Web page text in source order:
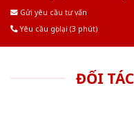
Gửi yêu cầu tư vấn
Yêu cầu gọi lại (3 phút)
ĐỐI